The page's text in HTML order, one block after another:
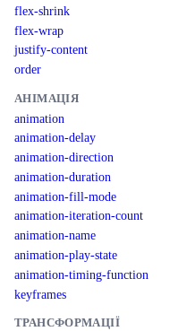
flex-shrink
flex-wrap
justify-content
order
АНІМАЦІЯ
animation
animation-delay
animation-direction
animation-duration
animation-fill-mode
animation-iteration-count
animation-name
animation-play-state
animation-timing-function
keyframes
ТРАНСФОРМАЦІЇ